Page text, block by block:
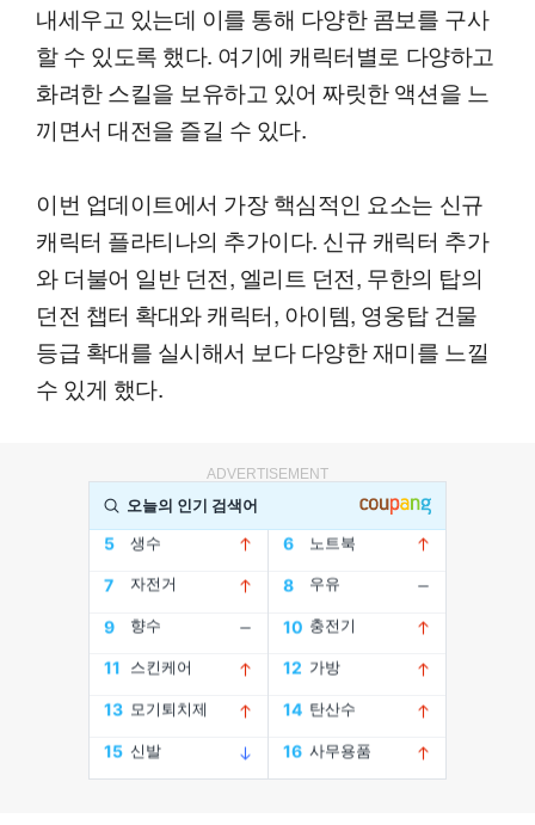
내세우고 있는데 이를 통해 다양한 콤보를 구사
할 수 있도록 했다. 여기에 캐릭터별로 다양하고
화려한 스킬을 보유하고 있어 짜릿한 액션을 느
끼면서 대전을 즐길 수 있다.
이번 업데이트에서 가장 핵심적인 요소는 신규
캐릭터 플라티나의 추가이다. 신규 캐릭터 추가
와 더불어 일반 던전, 엘리트 던전, 무한의 탑의
던전 챕터 확대와 캐릭터, 아이템, 영웅탑 건물
등급 확대를 실시해서 보다 다양한 재미를 느낄
수 있게 했다.
ADVERTISEMENT